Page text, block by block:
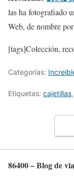
las ha fotografiado
Web, de nombre
[tags]Colección,
Categorías:
Etiquetas: cajetillas,
86400 – Blog de